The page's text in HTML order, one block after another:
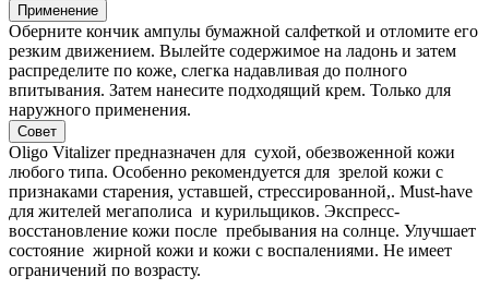
Применение
Оберните кончик ампулы бумажной салфеткой и отломите его
резким движением. Вылейте содержимое на ладонь и затем
распределите по коже, слегка надавливая до полного
впитывания. Затем нанесите подходящий крем. Только для
наружного применения.
Совет
Oligo Vitalizer предназначен для сухой, обезвоженной кожи
любого типа. Особенно рекомендуется для зрелой кожи с
признаками старения, уставшей, стрессированной,. Must-have
для жителей мегаполиса и курильщиков. Экспресс-
восстановление кожи после пребывания на солнце. Улучшает
состояние жирной кожи и кожи с воспалениями. Не имеет
ограничений по возрасту.